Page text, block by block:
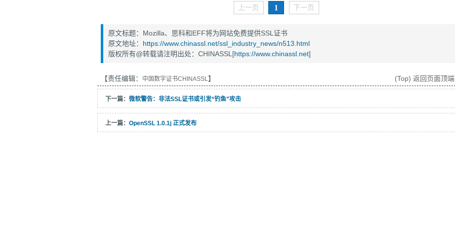
上一页 1 下一页
原文标题：Mozilla、思科和EFF将为网站免费提供SSL证书
原文地址： https://www.chinassl.net/ssl_industry_news/n513.html
版权所有@转载请注明出处：CHINASSL[https://www.chinassl.net]
【责任编辑： 中国数字证书CHINASSL】 (Top) 返回页面顶端
下一篇： 微软警告：非法SSL证书或引发“钓鱼”攻击
上一篇： OpenSSL 1.0.1j 正式发布